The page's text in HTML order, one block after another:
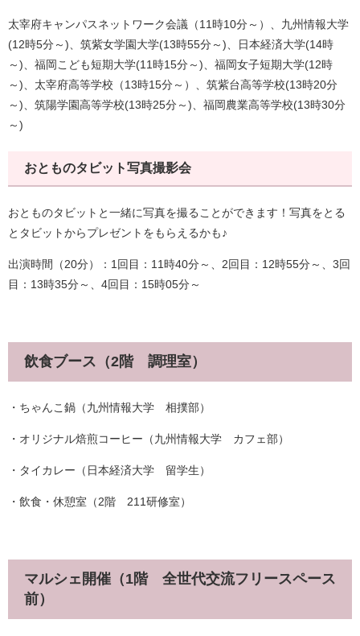
太宰府キャンパスネットワーク会議（11時10分～）、九州情報大学
(12時5分～)、筑紫女学園大学(13時55分～)、日本経済大学(14時
～)、福岡こども短期大学(11時15分～)、福岡女子短期大学(12時
～)、太宰府高等学校（13時15分～）、筑紫台高等学校(13時20分
～)、筑陽学園高等学校(13時25分～)、福岡農業高等学校(13時30分
～)
おとものタビット写真撮影会
おとものタビットと一緒に写真を撮ることができます！写真をとる
とタビットからプレゼントをもらえるかも♪
出演時間（20分）：1回目：11時40分～、2回目：12時55分～、3回
目：13時35分～、4回目：15時05分～
飲食ブース（2階 調理室）
・ちゃんこ鍋（九州情報大学 相撲部）
・オリジナル焙煎コーヒー（九州情報大学 カフェ部）
・タイカレー（日本経済大学 留学生）
・飲食・休憩室（2階 211研修室）
マルシェ開催（1階 全世代交流フリースペース
前）